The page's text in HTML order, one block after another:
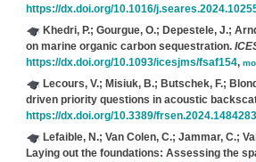
https://dx.doi.org/10.1016/
Khedri, P.; Gourgue, O.; Depestele, J.;
on marine organic carbon sequestration.
https://dx.doi.org/10.1093/icesjms/fsaf154,
Lecours, V.; Misiuk, B.; Butschek, F.;
driven priority questions in acoustic
https://dx.doi.org/10.3389/frsen.2024.1484283
Lefaible, N.; Van Colen, C.; Jammar, C.;
Laying out the foundations: Assessing the